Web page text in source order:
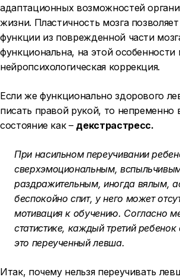
адаптационных возможностей
жизни. Пластичность мозга
функции из поврежденной части
функциональна, на этой особенности
нейропсихологическая коррекция.
Если же функционально здорового
писать правой рукой, то непременно
состояние как – декстрастресс.
При насильном переучивании
сверхэмоциональным,
раздражительным, иногда вялым,
беспокойно спит, у него может
мотивация к обучению. Согласно
статистике, каждый третий
это переученный левша.
Итак, почему нельзя переучивать